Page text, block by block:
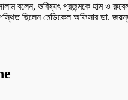
বলেন, ভবিষ্যৎ প্রজন্মকে হাম ও
ছিলেন মেডিকেল অফিসার ডা. জয়ন্ত